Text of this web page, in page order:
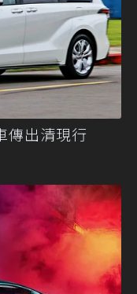
傳出清現行